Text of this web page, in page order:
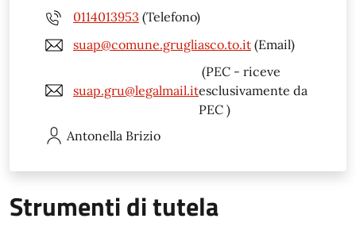
0114013953 (Telefono)
suap@comune.grugliasco.to.it (Email)
suap.gru@legalmail.it
(PEC - riceve
esclusivamente da
PEC )
Antonella Brizio
Strumenti di tutela